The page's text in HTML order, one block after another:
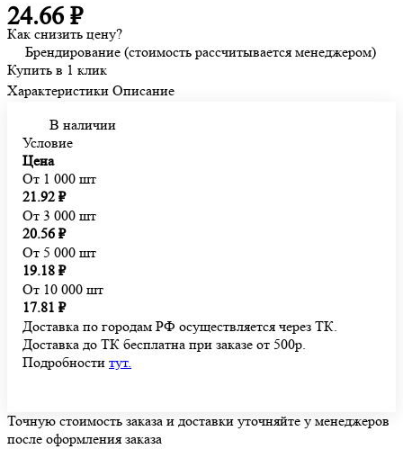
24.66 ₽
Как снизить цену?
Брендирование (стоимость рассчитывается менеджером)
Купить в 1 клик
Характеристики Описание
В наличии
Условие
Цена
От 1 000 шт
21.92 ₽
От 3 000 шт
20.56 ₽
От 5 000 шт
19.18 ₽
От 10 000 шт
17.81 ₽
Доставка по городам РФ осуществляется через ТК.
Доставка до ТК бесплатна при заказе от 500р.
Подробности тут.
Точную стоимость заказа и доставки уточняйте у менеджеров
после оформления заказа